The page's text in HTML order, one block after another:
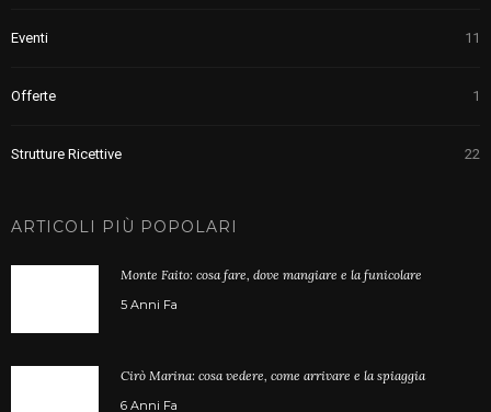
Eventi 11
Offerte 1
Strutture Ricettive 22
ARTICOLI PIÙ POPOLARI
Monte Faito: cosa fare, dove mangiare e la funicolare
5 Anni Fa
Cirò Marina: cosa vedere, come arrivare e la spiaggia
6 Anni Fa